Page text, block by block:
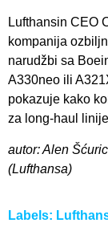
Lufthansin CEO
kompanija
narudžbi sa
A330neo ili
pokazuje kako
za long-haul
autor: Alen
(Lufthansa)
Labels: